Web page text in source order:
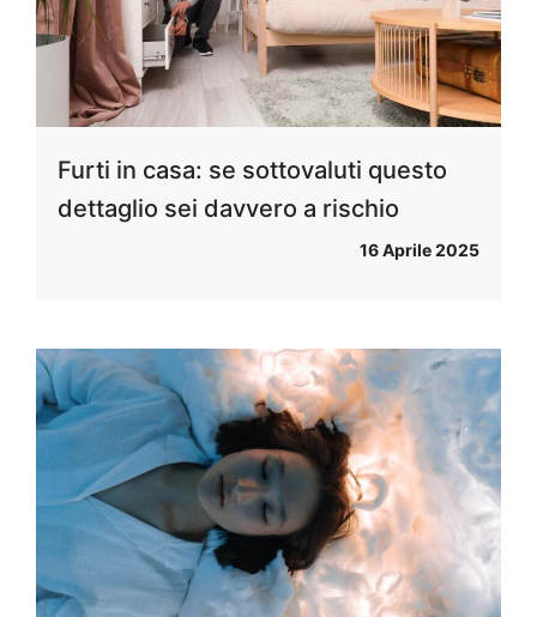
Furti in casa: se sottovaluti questo
dettaglio sei davvero a rischio
16 Aprile 2025